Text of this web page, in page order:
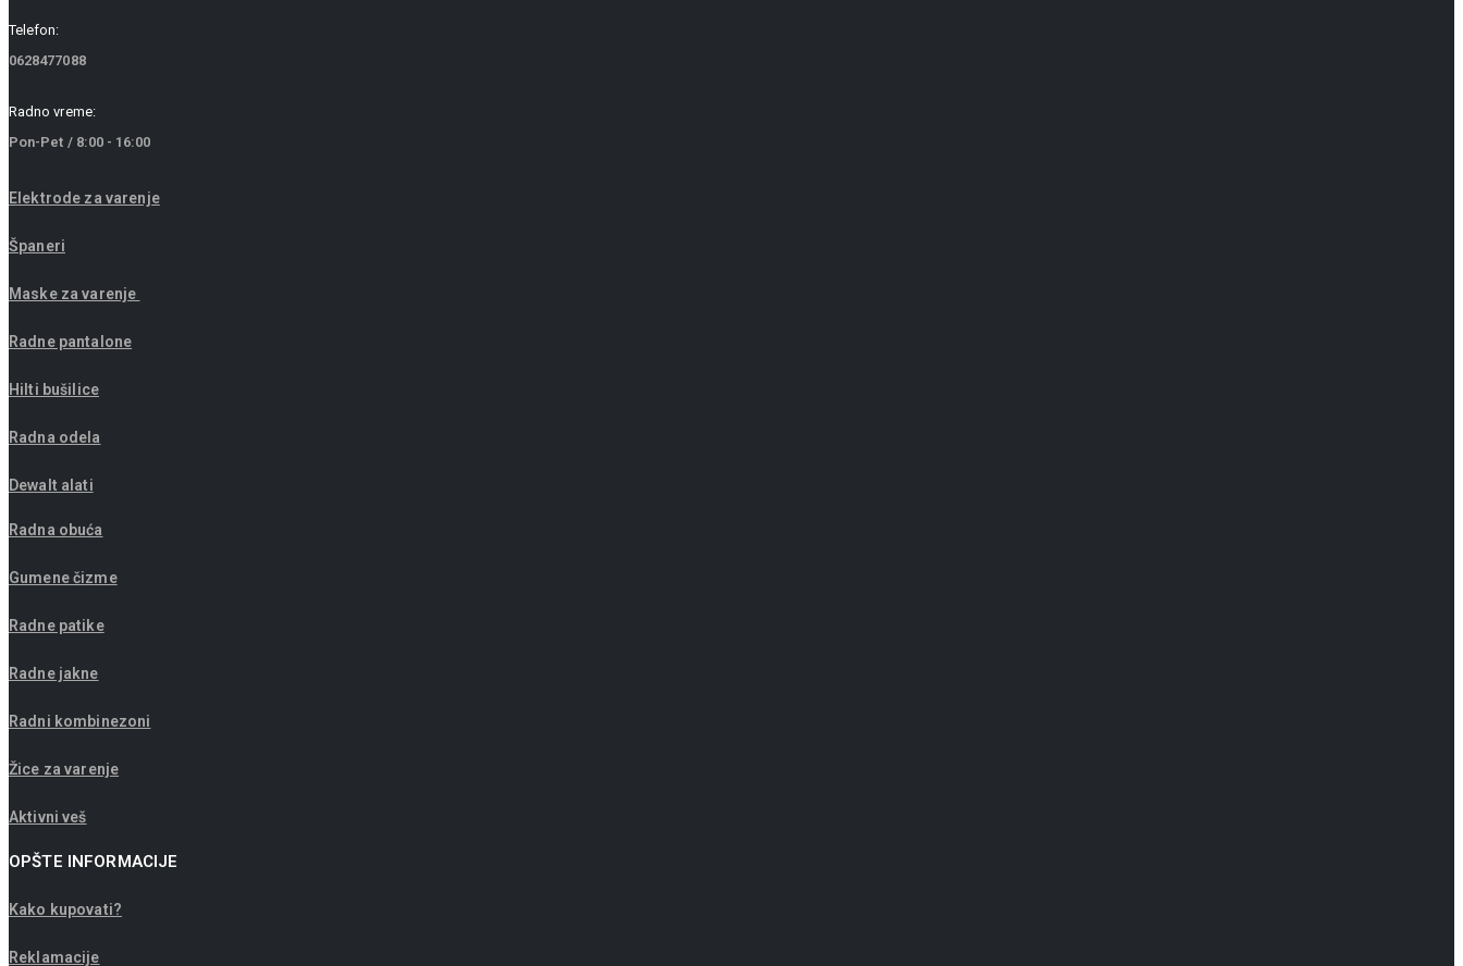
Telefon:
0628477088
Radno vreme:
Pon-Pet / 8:00 - 16:00
Elektrode za varenje
Španeri
Maske za varenje
Radne pantalone
Hilti bušilice
Radna odela
Dewalt alati
Radna obuća
Gumene čizme
Radne patike
Radne jakne
Radni kombinezoni
Žice za varenje
Aktivni veš
OPŠTE INFORMACIJE
Kako kupovati?
Reklamacije